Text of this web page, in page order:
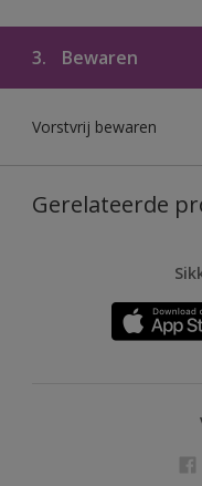
3. Bewaren
Vorstvrij bewaren
Gerelateerde